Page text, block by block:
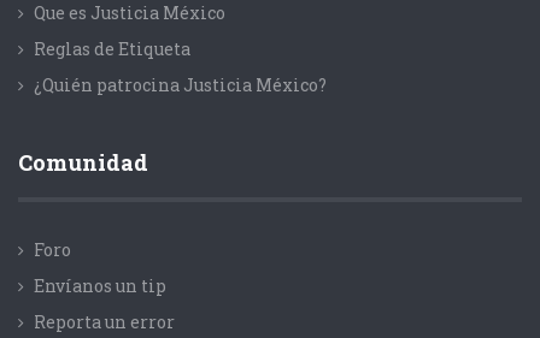
Que es Justicia México
Reglas de Etiqueta
¿Quién patrocina Justicia México?
Comunidad
Foro
Envíanos un tip
Reporta un error